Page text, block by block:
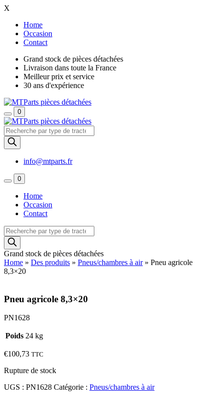
X
Home
Occasion
Contact
Grand stock de pièces détachées
Livraison dans toute la France
Meilleur prix et service
30 ans d'expérience
0
Recherche
de
produits
info@mtparts.fr
0
Home
Occasion
Contact
Recherche
de
produits
Grand stock de pièces détachées
Home » Des produits » Pneus/chambres à air» Pneu agricole
8,3×20
Pneu agricole 8,3×20
PN1628
Poids 24 kg
€100,73 TTC
Rupture de stock
UGS : PN1628 Catégorie : Pneus/chambres à air